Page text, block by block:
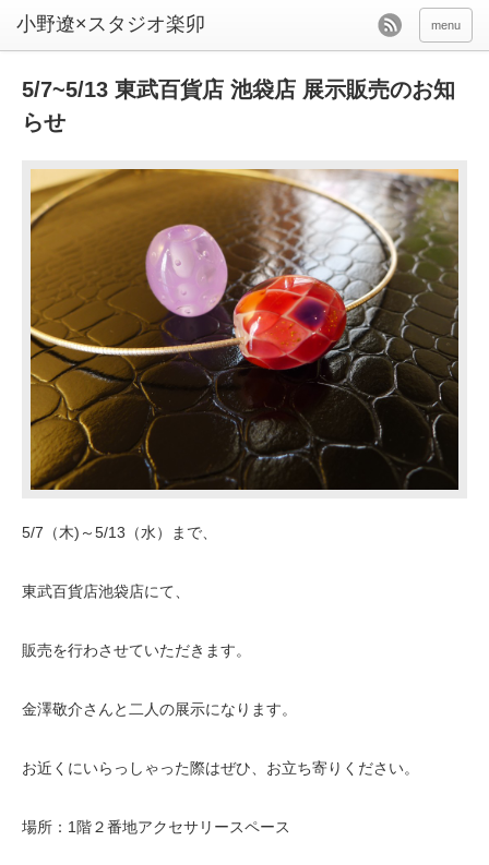
menu
5/7~5/13 東武百貨店 池袋店 展示販売のお知
らせ
5/7（木)～5/13（水）まで、
東武百貨店池袋店にて、
販売を行わさせていただきます。
金澤敬介さんと二人の展示になります。
お近くにいらっしゃった際はぜひ、お立ち寄りください。
場所：1階２番地アクセサリースペース